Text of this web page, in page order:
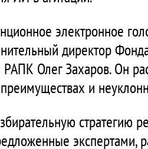
электронное
директор
Олег Захаров. Он
преимуществах и
стратегию
экспертами,